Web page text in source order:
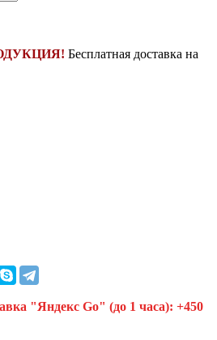
Бесплатная доставка на
"Яндекс Go" (до 1 часа): +450